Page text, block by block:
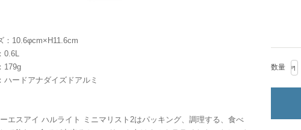
：10.6φcm×H11.6cm
0.6L
179g
ハードアナダイズドアルミ
エスアイ ハルライト ミニマリスト2はパッキング、調理する、食べ
数量